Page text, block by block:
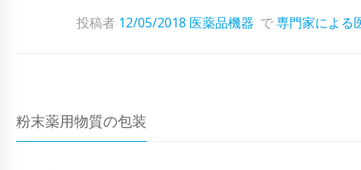
投稿者 12/05/2018 医薬品機器 で専門家による
粉末薬用物質の包装